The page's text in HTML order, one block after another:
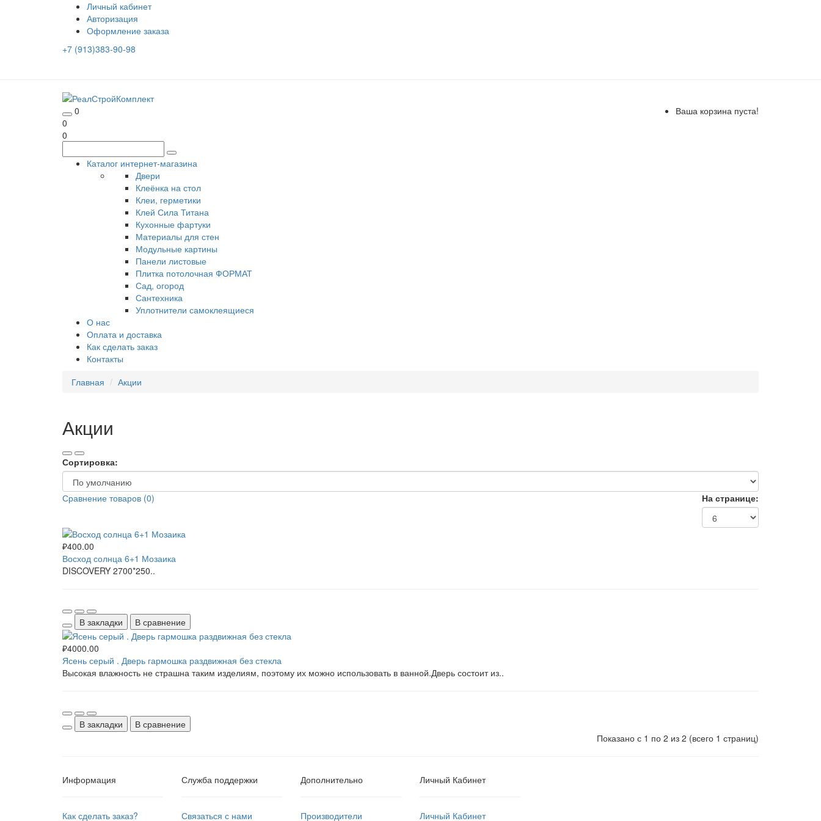
Личный кабинет
Авторизация
Оформление заказа
+7 (913)383-90-98
0
Ваша корзина пуста!
0
0
Каталог интернет-магазина
Двери
Клеёнка на стол
Клеи, герметики
Клей Сила Титана
Кухонные фартуки
Материалы для стен
Модульные картины
Панели листовые
Плитка потолочная ФОРМАТ
Сад, огород
Сантехника
Уплотнители самоклеящиеся
О нас
Оплата и доставка
Как сделать заказ
Контакты
Главная
Акции
Акции
Сортировка:
На странице:
Сравнение товаров (0)
₽400.00
Восход солнца 6+1 Мозаика
DISCOVERY 2700*250..
В закладки В сравнение
₽4000.00
Ясень серый . Дверь гармошка раздвижная без стекла
Высокая влажность не страшна таким изделиям, поэтому их можно использовать в ванной.Дверь состоит из..
В закладки
В сравнение
Показано с 1 по 2 из 2 (всего 1 страниц)
Информация
Как сделать заказ?
Служба поддержки
Связаться с нами
Дополнительно
Производители
Личный Кабинет
Личный Кабинет